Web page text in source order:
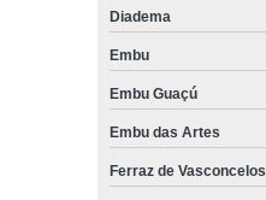
Diadema
Embu
Embu Guaçú
Embu das Artes
Ferraz de Vasconcelos